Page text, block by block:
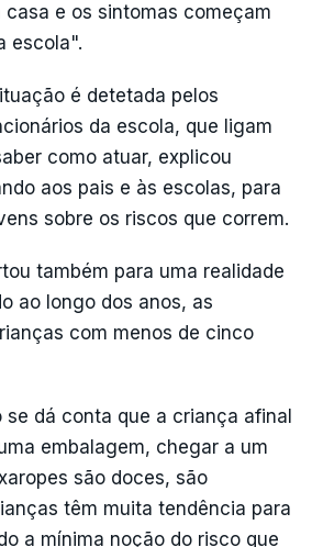
e os sintomas começam
escola".
é detetada pelos
da escola, que ligam
como atuar, explicou
aos pais e às escolas, para
sobre os riscos que correm.
também para uma realidade
ao longo dos anos, as
com menos de cinco
dá conta que a criança afinal
embalagem, chegar a um
são doces, são
têm muita tendência para
a mínima noção do risco que